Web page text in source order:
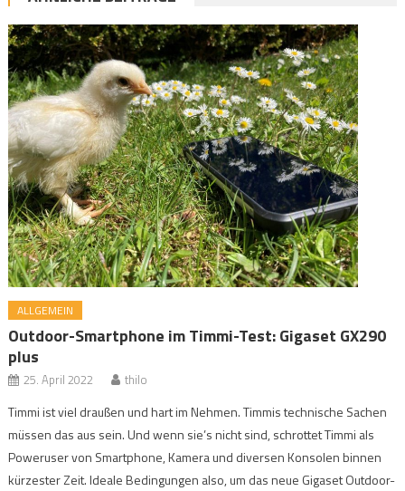
ALLGEMEIN
Outdoor-Smartphone im Timmi-Test: Gigaset GX290
plus
25. April 2022 thilo
Timmi ist viel draußen und hart im Nehmen. Timmis technische Sachen
müssen das aus sein. Und wenn sie’s nicht sind, schrottet Timmi als
Poweruser von Smartphone, Kamera und diversen Konsolen binnen
kürzester Zeit. Ideale Bedingungen also, um das neue Gigaset Outdoor-